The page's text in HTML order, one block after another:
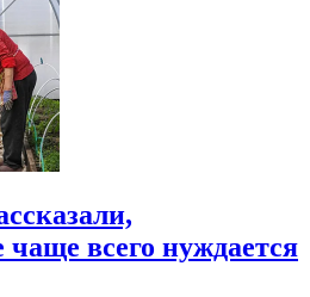
чаще всего нуждается